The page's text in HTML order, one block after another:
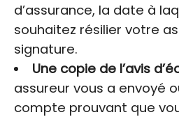
d’assurance, la date à
souhaitez résilier votre
signature.
Une copie de l’avis
assureur vous a envoyé
compte prouvant que